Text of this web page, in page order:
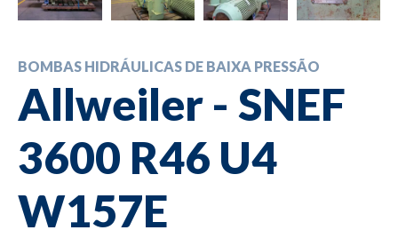
BOMBAS HIDRÁULICAS DE BAIXA PRESSÃO
Allweiler - SNEF
3600 R46 U4
W157E